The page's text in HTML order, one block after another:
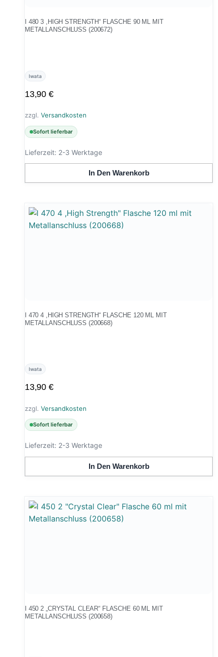
I 480 3 ,HIGH STRENGTH“ FLASCHE 90 ML MIT
METALLANSCHLUSS (200672)
Iwata
13,90 €
zzgl. Versandkosten
Sofort lieferbar
Lieferzeit: 2-3 Werktage
In Den Warenkorb
I 470 4 ,HIGH STRENGTH“ FLASCHE 120 ML MIT
METALLANSCHLUSS (200668)
Iwata
13,90 €
zzgl. Versandkosten
Sofort lieferbar
Lieferzeit: 2-3 Werktage
In Den Warenkorb
I 450 2 „CRYSTAL CLEAR“ FLASCHE 60 ML MIT
METALLANSCHLUSS (200658)